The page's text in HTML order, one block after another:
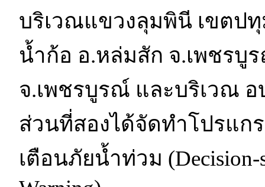
บริเวณแขวงลุมพินี เขตป
น้ำก้อ อ.หล่มสัก จ.เพชรบู
จ.เพชรบูรณ์ และบริเวณ
ส่วนที่สองได้จัดทำโปรแ
เตือนภัยน้ำท่วม (Decision-